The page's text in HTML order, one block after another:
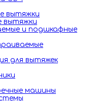
вытяжки
вытяжки
и подшкафные
для вытяжек
машины